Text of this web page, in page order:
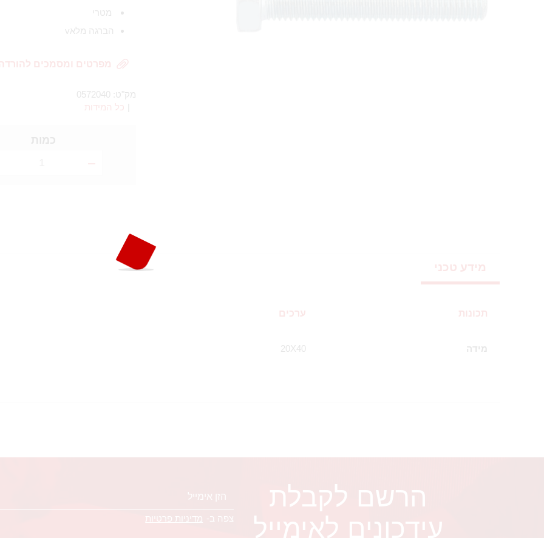
מטרי
הברגה מלאv
מפרטים ומסמכים להורדה
מק"ט:
0572040
כל המידות
מידע טכני
תכונות ערכים
מידה 20X40
הרשם לקבלת
עידכונים לאימייל
צפה ב- מדיניות פרטיות